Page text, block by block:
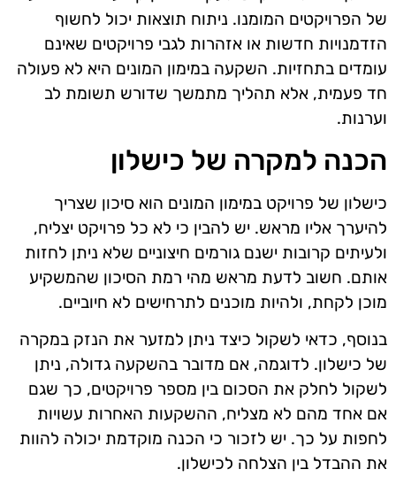
של הפרויקטים המומנו. ניתוח תוצאות יכול לחשוף
הזדמנויות חדשות או אזהרות לגבי פרויקטים שאינם
עומדים בתחזיות. השקעה במימון המונים היא לא פעולה
חד פעמית, אלא תהליך מתמשך שדורש תשומת לב
וערנות.
הכנה למקרה של כישלון
כישלון של פרויקט במימון המונים הוא סיכון שצריך
להיערך אליו מראש. יש להבין כי לא כל פרויקט יצליח,
ולעיתים קרובות ישנם גורמים חיצוניים שלא ניתן לחזות
אותם. חשוב לדעת מראש מהי רמת הסיכון שהמשקיע
מוכן לקחת, ולהיות מוכנים לתרחישים לא חיוביים.
בנוסף, כדאי לשקול כיצד ניתן למזער את הנזק במקרה
של כישלון. לדוגמה, אם מדובר בהשקעה גדולה, ניתן
לשקול לחלק את הסכום בין מספר פרויקטים, כך שגם
אם אחד מהם לא מצליח, ההשקעות האחרות עשויות
לחפות על כך. יש לזכור כי הכנה מוקדמת יכולה להוות
את ההבדל בין הצלחה לכישלון.